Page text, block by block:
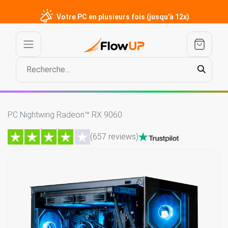
Votre PC en plusieurs fois (jusqu'à 12x)
PC Nightwing Radeon™ RX 9060
(657 reviews)